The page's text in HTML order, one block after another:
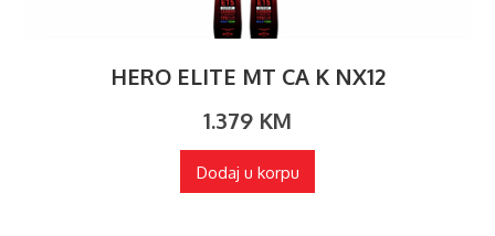
HERO ELITE MT CA K NX12
1.379 KM
Dodaj u korpu